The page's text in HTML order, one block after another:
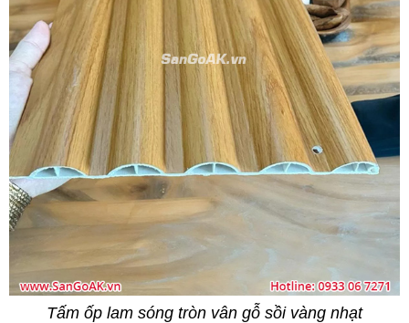
Tấm ốp lam sóng tròn vân gỗ sồi vàng nhạt